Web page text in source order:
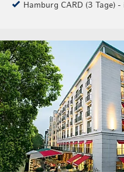
Hamburg CARD (3 Tage)